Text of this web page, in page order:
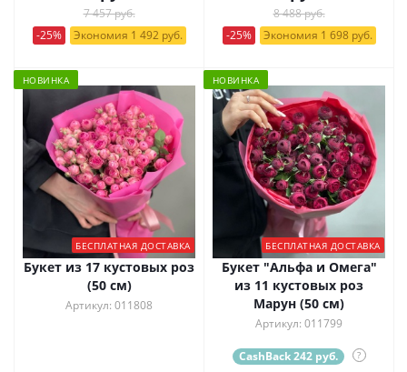
7 457 руб.
-25%
Экономия 1 492 руб.
8 488 руб.
-25%
Экономия 1 698 руб.
НОВИНКА
БЕСПЛАТНАЯ ДОСТАВКА
Букет из 17 кустовых роз
(50 см)
Артикул: 011808
НОВИНКА
БЕСПЛАТНАЯ ДОСТАВКА
Букет "Альфа и Омега"
из 11 кустовых роз
Марун (50 см)
Артикул: 011799
CashBack 242 руб. ?